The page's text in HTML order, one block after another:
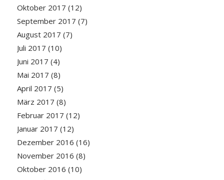
Oktober 2017 (12)
September 2017 (7)
August 2017 (7)
Juli 2017 (10)
Juni 2017 (4)
Mai 2017 (8)
April 2017 (5)
März 2017 (8)
Februar 2017 (12)
Januar 2017 (12)
Dezember 2016 (16)
November 2016 (8)
Oktober 2016 (10)